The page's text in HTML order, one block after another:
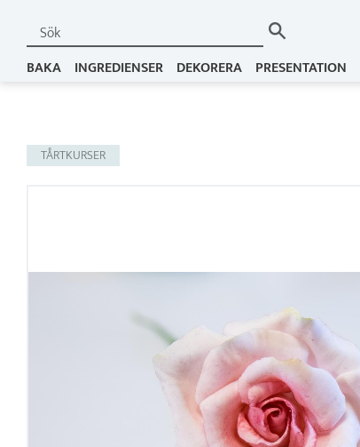
BAKA INGREDIENSER DEKORERA PRESENTATION
TÅRTKURSER